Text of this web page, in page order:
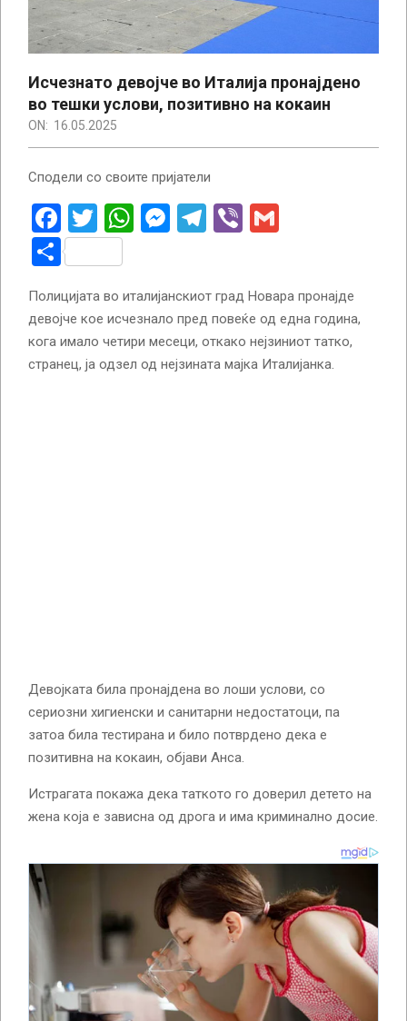
Исчезнато девојче во Италија пронајдено
во тешки услови, позитивно на кокаин
ON: 16.05.2025
Сподели со своите пријатели
Facebook
Twitter
WhatsApp
Messenger
Telegram
Viber
Share
Полицијата во италијанскиот град Новара пронајде
девојче кое исчезнало пред повеќе од една година,
кога имало четири месеци, откако нејзиниот татко,
странец, ја одзел од нејзината мајка Италијанка.
Девојката била пронајдена во лоши услови, со
сериозни хигиенски и санитарни недостатоци, па
затоа била тестирана и било потврдено дека е
позитивна на кокаин, објави Анса.
Истрагата покажа дека таткото го доверил детето на
жена која е зависна од дрога и има криминално досие.